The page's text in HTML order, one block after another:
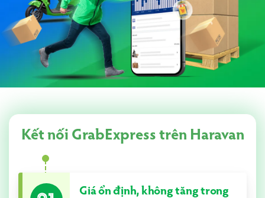
Kết nối GrabExpress trên Haravan
Giá ổn định, không tăng trong